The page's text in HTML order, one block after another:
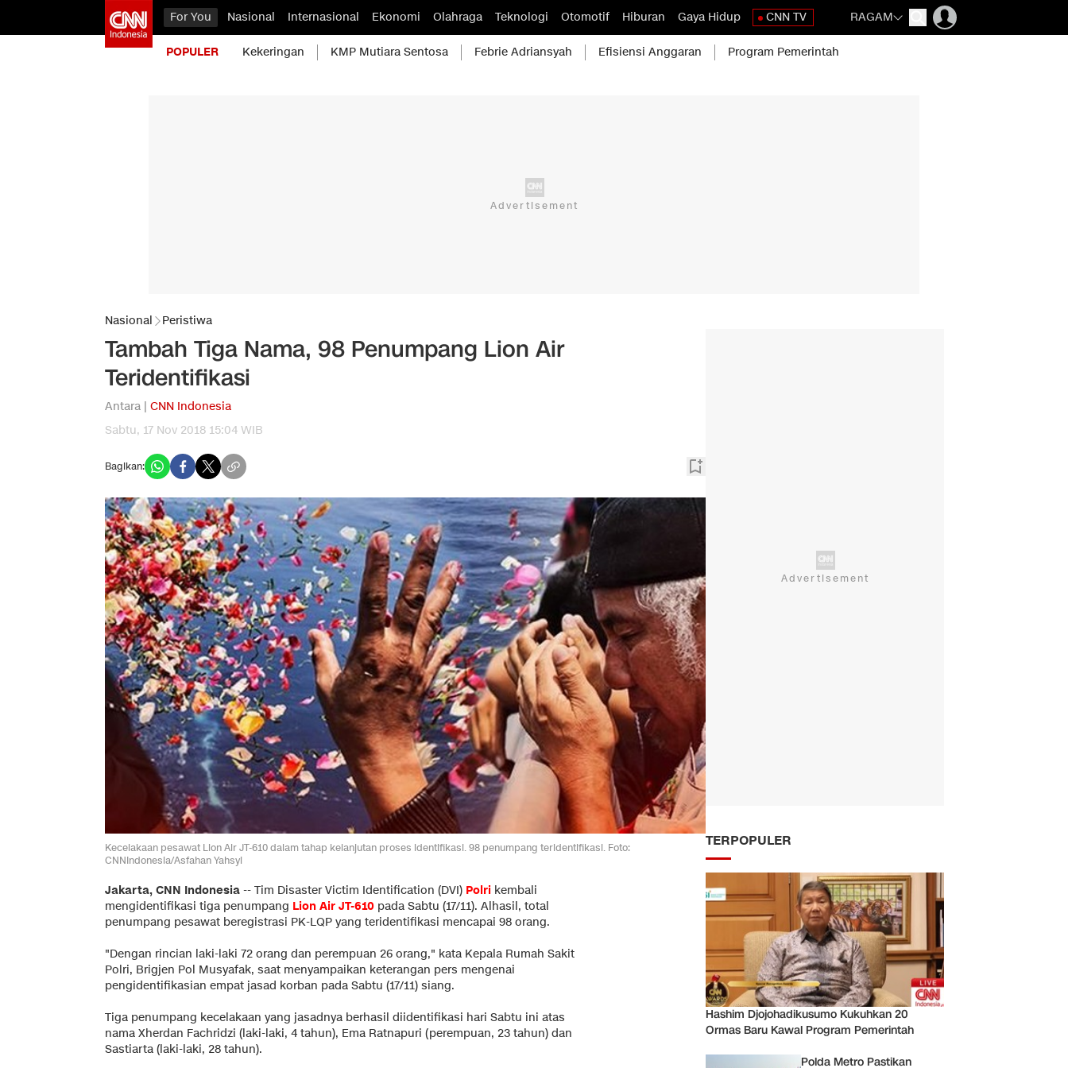
For You Nasional Internasional Ekonomi Olahraga Teknologi Otomotif Hiburan Gaya Hidup CNN TV RAGAM
POPULER Kekeringan KMP Mutiara Sentosa Febrie Adriansyah Efisiensi Anggaran Program Pemerintah
Nasional Peristiwa
Tambah Tiga Nama, 98 Penumpang Lion Air
Teridentifikasi
Antara | CNN Indonesia
Sabtu, 17 Nov 2018 15:04 WIB
Bagikan:
Kecelakaan pesawat Lion Air JT-610 dalam tahap kelanjutan proses identifikasi. 98 penumpang teridentifikasi. Foto:
CNNIndonesia/Asfahan Yahsyi
Jakarta, CNN Indonesia -- Tim Disaster Victim Identification (DVI) Polri kembali
mengidentifikasi tiga penumpang Lion Air JT-610 pada Sabtu (17/11). Alhasil, total
penumpang pesawat beregistrasi PK-LQP yang teridentifikasi mencapai 98 orang.
"Dengan rincian laki-laki 72 orang dan perempuan 26 orang," kata Kepala Rumah Sakit
Polri, Brigjen Pol Musyafak, saat menyampaikan keterangan pers mengenai
pengidentifikasian empat jasad korban pada Sabtu (17/11) siang.
Tiga penumpang kecelakaan yang jasadnya berhasil diidentifikasi hari Sabtu ini atas
nama Xherdan Fachridzi (laki-laki, 4 tahun), Ema Ratnapuri (perempuan, 23 tahun) dan
Sastiarta (laki-laki, 28 tahun).
TERPOPULER
Hashim Djojohadikusumo Kukuhkan 20
Ormas Baru Kawal Program Pemerintah
Polda Metro Pastikan